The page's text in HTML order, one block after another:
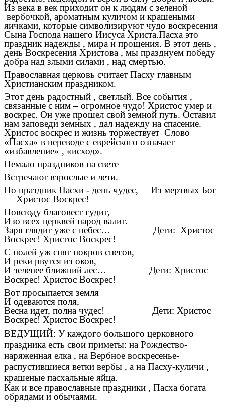
Из века в век приходит он к людям с зеленой
вербочкой, ароматным куличом и крашеными
яичками, которые символизируют чудо воскресения
Сына Господа нашего Иисуса Христа.Пасха это
праздник надежды , мира и прощения. В этот день ,
день Воскресения Христова , мы празднуем победу
добра над злыми силами , над смертью.
Православная церковь считает Пасху главным
Христианским праздником.
Этот день радостный , светлый. Все события ,
связанные с ним – огромное чудо! Христос умер и
воскрес. Он уже прошел свой земной путь. Оставил
нам заповеди земных , дал надежду на спасение.
Христос воскрес и жизнь торжествует Слово
«Пасха» в переводе с еврейского означает
«избавление» , «исход».
Немало праздников на свете
Встречают взрослые и лети.
Но праздник Пасхи - день чудес, Из мертвых Бог
— Христос Воскрес!
Повсюду благовест гудит,
Изо всех церквей народ валит.
Заря глядит уже с небес… Дети: Христос
Воскрес! Христос Воскрес!
С полей уж снят покров снегов,
И реки рвутся из оков,
И зеленее ближний лес… Дети: Христос
Воскрес! Христос Воскрес!
Вот просыпается земля
И одеваются поля,
Весна идет, полна чудес! Дети: Христос
Воскрес! Христос Воскрес!
ВЕДУЩИЙ: У каждого большого церковного
праздника есть свои приметы: на Рождество-
наряженная елка , на Вербное воскресенье-
распустившиеся ветки вербы , а на Пасху-куличи ,
крашеные пасхальные яйца.
Как и все православные праздники , Пасха богата
обрядами и обычаями.